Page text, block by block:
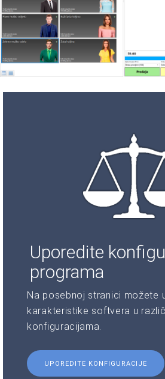
Uporedite
programa
Na posebnoj stranici možete
karakteristike softvera u
konfiguracijama.
UPOREDITE KONFIGURACIJE